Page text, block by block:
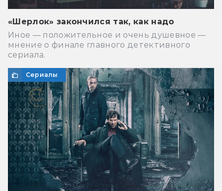
«Шерлок» закончился так, как надо
Иное — положительное и очень душевное —
мнение о финале главного детективного
сериала.
Сериалы